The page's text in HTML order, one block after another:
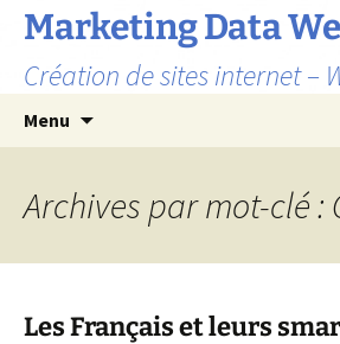
Marketing Data
Création de sites internet –
Menu
Archives par mot-clé :
Les Français et leurs